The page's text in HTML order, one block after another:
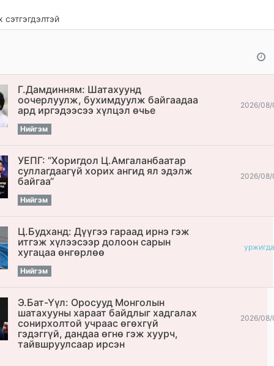
Г.Дамдинням: Шатахуунд
оочерлуулж, бухимдуулж байгаадаа
ард иргэдээсээ хүлцэл өчье
Нийгэм
2026/08/
УЕПГ: “Хоригдол Ц.Амгаланбаатар
cуллагдаагүй хорих ангид ял эдэлж
байгаа“
Нийгэм
2026/08/
Ц.Будханд: Дүүгээ гараад ирнэ гэж
итгэж хүлээсээр долоон сарын
хугацаа өнгөрлөө
Нийгэм
Э.Бат-Үүл: Оросууд Монголын
шатахууны хараат байдлыг хадгалах
сонирхолтой учраас өгөхгүй
гэдэггүй, дандаа өгнө гэж хуурч,
тайвшруулсаар ирсэн
2026/08/